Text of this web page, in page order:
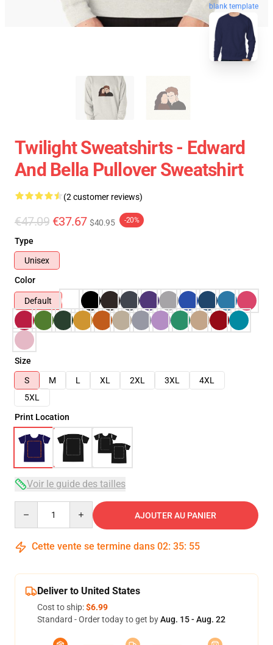
blank template
Twilight Sweatshirts - Edward
And Bella Pullover Sweatshirt
(2 customer reviews)
€47.09 €37.67 $40.95 -20%
Type
Unisex
Color
Default
Size
S
M L XL 2XL 3XL
4XL
5XL
Print Location
Voir le guide des tailles
AJOUTER AU PANIER
Cette vente se termine dans 02: 35: 54
Deliver to United States
Cost to ship:$6.99
Standard - Order today to get byAug. 15 - Aug. 22